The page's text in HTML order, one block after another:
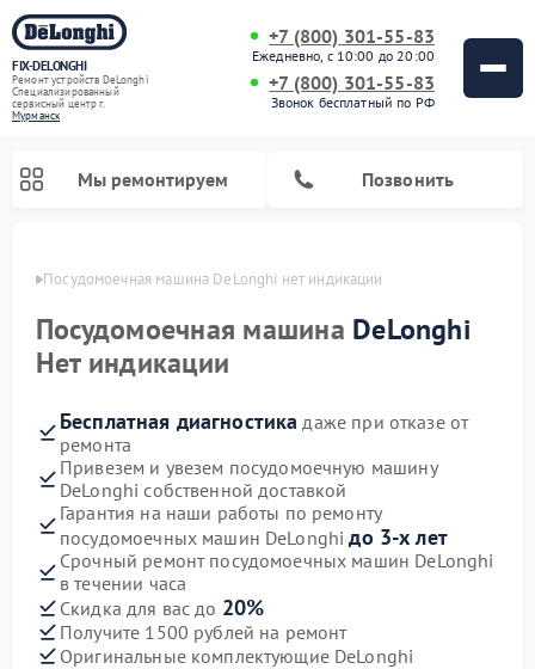
FIX-DELONGHI
Ремонт устройств DeLonghi
Специализированный
cервисный центр г.
Мурманск
+7 (800) 301-55-83
Ежедневно, с 10:00 до 20:00
+7 (800) 301-55-83
Звонок бесплатный по РФ
Мы ремонтируем Позвонить
Посудомоечная машина DeLonghi нет индикации
Посудомоечная машина DeLonghi
Нет индикации
Бесплатная диагностика даже при отказе от
ремонта
Привезем и увезем посудомоечную машину
DeLonghi собственной доставкой
Гарантия на наши работы по ремонту
посудомоечных машин DeLonghiдо 3-х лет
Срочный ремонт посудомоечных машин DeLonghi
в течении часа
Скидка для вас до 20%
Получите 1500 рублей на ремонт
Оригинальные комплектующие DeLonghi